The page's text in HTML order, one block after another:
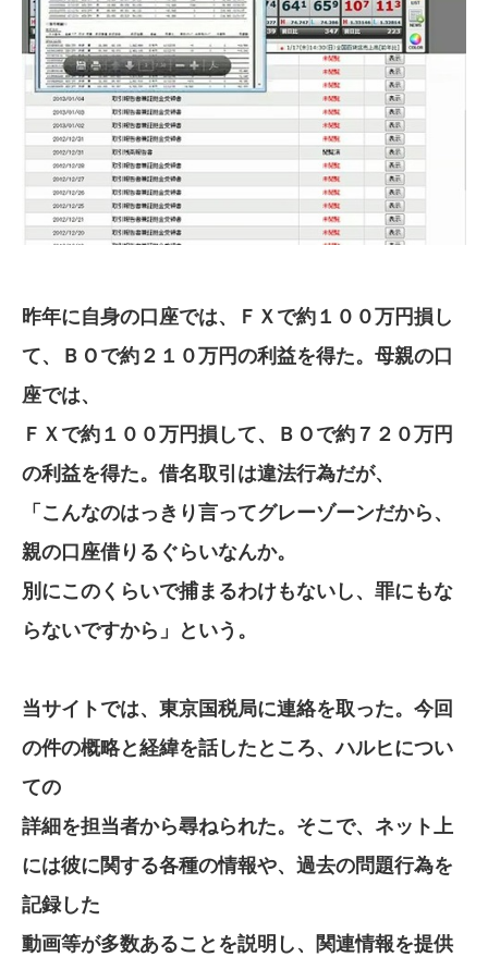
昨年に自身の口座では、ＦＸで約１００万円損し
て、ＢＯで約２１０万円の利益を得た。母親の口
座では、
ＦＸで約１００万円損して、ＢＯで約７２０万円
の利益を得た。借名取引は違法行為だが、
「こんなのはっきり言ってグレーゾーンだから、
親の口座借りるぐらいなんか。
別にこのくらいで捕まるわけもないし、罪にもな
らないですから」という。
当サイトでは、東京国税局に連絡を取った。今回
の件の概略と経緯を話したところ、ハルヒについ
ての
詳細を担当者から尋ねられた。そこで、ネット上
には彼に関する各種の情報や、過去の問題行為を
記録した
動画等が多数あることを説明し、関連情報を提供